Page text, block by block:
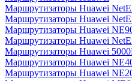
Маршрутизаторы Huawei
Маршрутизаторы Huawei
Маршрутизаторы Huawei
Маршрутизаторы Huawei
Маршрутизаторы Huawei
Маршрутизаторы Huawei
Маршрутизаторы Huawei